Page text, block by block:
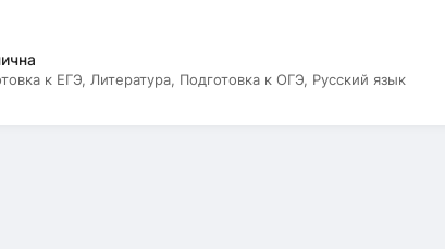
к ЕГЭ, Литература, Подготовка к ОГЭ, Русский язык